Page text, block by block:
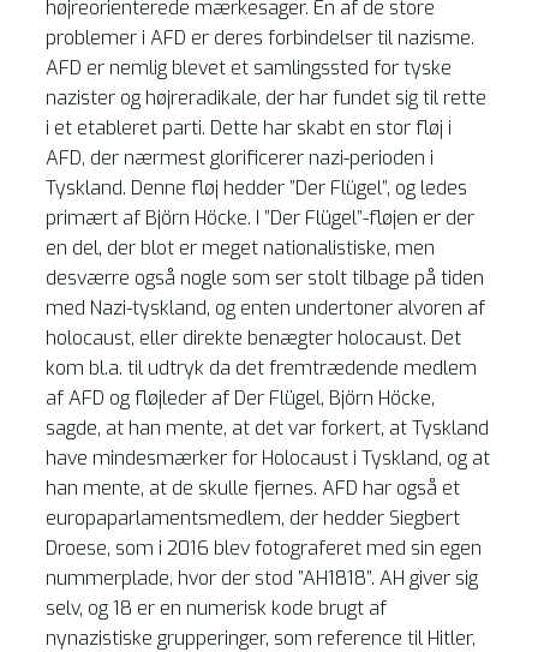
højreorienterede mærkesager. En af de store
problemer i AFD er deres forbindelser til nazisme.
AFD er nemlig blevet et samlingssted for tyske
nazister og højreradikale, der har fundet sig til rette
i et etableret parti. Dette har skabt en stor fløj i
AFD, der nærmest glorificerer nazi-perioden i
Tyskland. Denne fløj hedder ”Der Flügel”, og ledes
primært af Björn Höcke. I ”Der Flügel”-fløjen er der
en del, der blot er meget nationalistiske, men
desværre også nogle som ser stolt tilbage på tiden
med Nazi-tyskland, og enten undertoner alvoren af
holocaust, eller direkte benægter holocaust. Det
kom bl.a. til udtryk da det fremtrædende medlem
af AFD og fløjleder af Der Flügel, Björn Höcke,
sagde, at han mente, at det var forkert, at Tyskland
have mindesmærker for Holocaust i Tyskland, og at
han mente, at de skulle fjernes. AFD har også et
europaparlamentsmedlem, der hedder Siegbert
Droese, som i 2016 blev fotograferet med sin egen
nummerplade, hvor der stod ”AH1818”. AH giver sig
selv, og 18 er en numerisk kode brugt af
nynazistiske grupperinger, som reference til Hitler,